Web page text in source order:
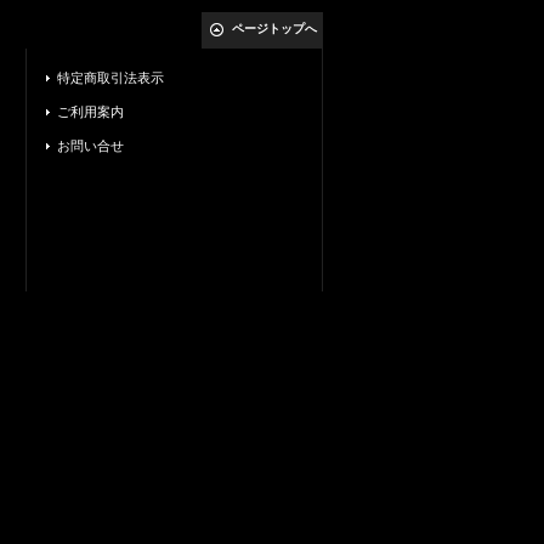
ページトップへ
特定商取引法表示
ご利用案内
お問い合せ